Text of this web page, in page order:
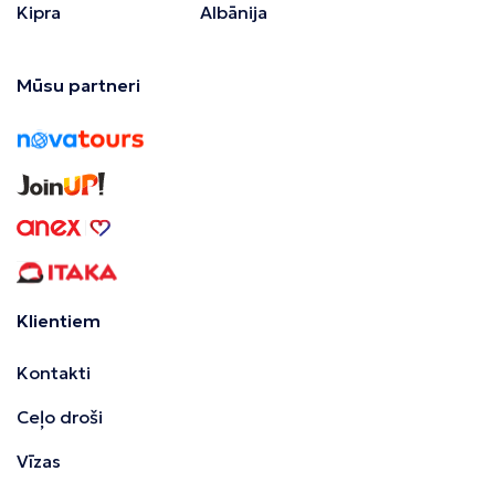
Kipra
Albānija
Mūsu partneri
Klientiem
Kontakti
Ceļo droši
Vīzas